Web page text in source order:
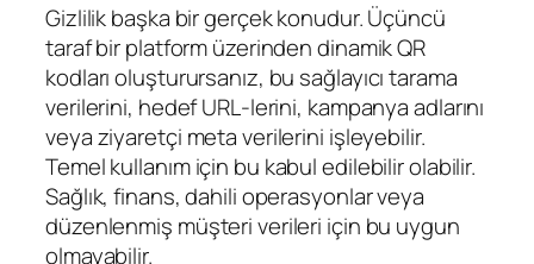
Gizlilik başka bir gerçek konudur. Üçüncü
taraf bir platform üzerinden dinamik QR
kodları oluşturursanız, bu sağlayıcı tarama
verilerini, hedef URL‑lerini, kampanya adlarını
veya ziyaretçi meta verilerini işleyebilir.
Temel kullanım için bu kabul edilebilir olabilir.
Sağlık, finans, dahili operasyonlar veya
düzenlenmiş müşteri verileri için bu uygun
olmayabilir.